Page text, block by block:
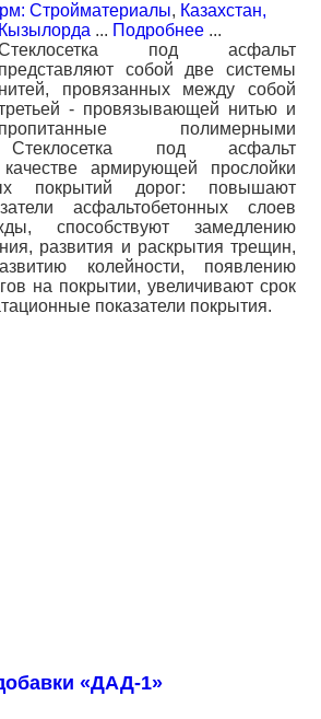
Стройматериалы, Казахстан,
Кызылорда ... Подробнее ...
под асфальт
представляют собой две системы
нитей, провязанных между собой
- провязывающей нитью и
пропитанные полимерными
Стеклосетка под асфальт
армирующей прослойки
покрытий дорог: повышают
асфальтобетонных слоев
способствуют замедлению
развития и раскрытия трещин,
колейности, появлению
на покрытии, увеличивают срок
показатели покрытия.
«ДАД-1»